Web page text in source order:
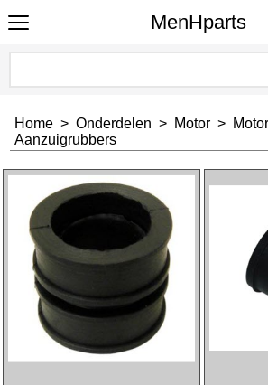
MenHparts
Home > Onderdelen > Motor >
Aanzuigrubbers